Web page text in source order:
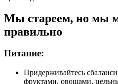
Мы стареем, но мы
правильно
Питание:
Придерживайтесь
фруктами, овощами,